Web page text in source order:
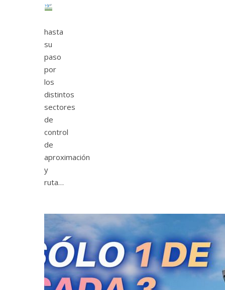
hasta
su
paso
por
los
distintos
sectores
de
control
de
aproximación
y
ruta…